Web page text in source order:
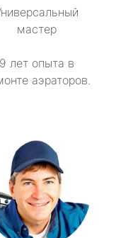
мастер
9 лет опыта в
аэраторов.